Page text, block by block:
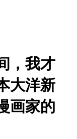
，我才
大洋新
画家的